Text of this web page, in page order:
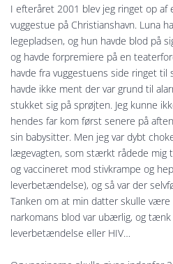
I efteråret 2001 blev jeg ringet op af
vuggestue på Christianshavn. Luna
legepladsen, og hun havde blod på
og havde forpremiere på en
havde fra vuggestuens side ringet til
havde ikke ment der var grund til
stukket sig på sprøjten. Jeg kunne
hendes far kom først senere på
sin babysitter. Men jeg var dybt
lægevagten, som stærkt rådede mig
og vaccineret mod stivkrampe og
leverbetændelse), og så var der
Tanken om at min datter skulle
narkomans blod var ubærlig, og
leverbetændelse eller HIV…